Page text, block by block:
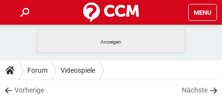
MENU
ANDROID
WINDOWS 10
TIPPS & TRICKS
SPIELE
DOWNLOADS
Forum Videospiele
Vorherige Nächste